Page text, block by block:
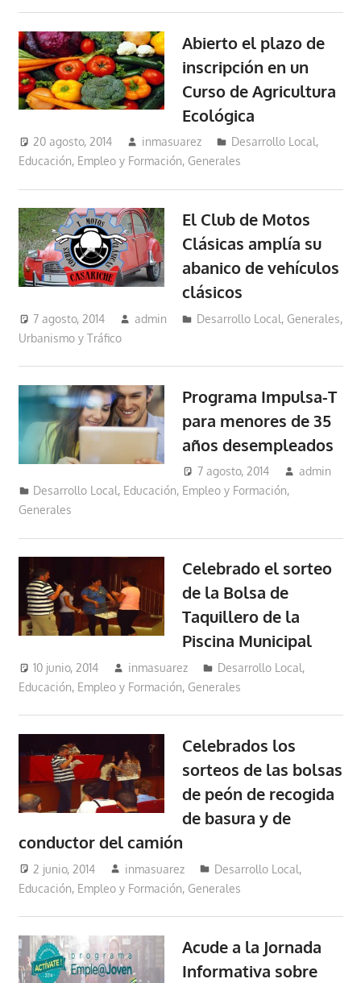
Abierto el plazo de
inscripción en un
Curso de Agricultura
Ecológica
20 agosto, 2014 inmasuarez Desarrollo Local,
Educación, Empleo y Formación, Generales
El Club de Motos
Clásicas amplía su
abanico de vehículos
clásicos
7 agosto, 2014 admin Desarrollo Local, Generales,
Urbanismo y Tráfico
Programa Impulsa-T
para menores de 35
años desempleados
7 agosto, 2014
admin
Desarrollo Local, Educación, Empleo y Formación,
Generales
Celebrado el sorteo
de la Bolsa de
Taquillero de la
Piscina Municipal
10 junio, 2014 inmasuarez Desarrollo Local,
Educación, Empleo y Formación, Generales
Celebrados los
sorteos de las bolsas
de peón de recogida
de basura y de
conductor del camión
2 junio, 2014 inmasuarez Desarrollo Local,
Educación, Empleo y Formación, Generales
Acude a la Jornada
Informativa sobre